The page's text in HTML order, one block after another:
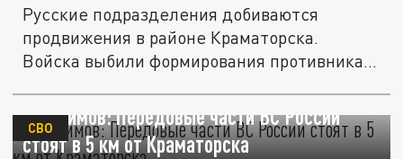
Русские подразделения добиваются
продвижения в районе Краматорска.
Войска выбили формирования противника
Герасимов: Передовые части ВС России
стоят в 5 км от Краматорска
СВО